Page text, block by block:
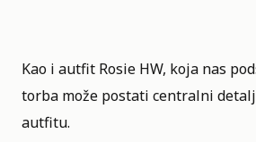
Kao i autfit Rosie HW, koja nas
torba može postati centralni
autfitu.